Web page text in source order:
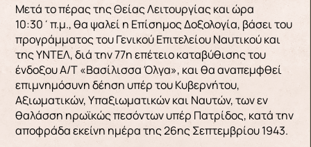
Μετά το πέρας της Θείας Λειτουργίας και ώρα
10:30΄π.μ., θα ψαλεί η Επίσημος Δοξολογία, βάσει του
προγράμματος του Γενικού Επιτελείου Ναυτικού και
της ΥΝΤΕΛ, διά την 77η επέτειο καταβύθισης του
ένδοξου Α/Τ «Βασίλισσα Όλγα», και θα αναπεμφθεί
επιμνημόσυνη δέηση υπέρ του Κυβερνήτου,
Αξιωματικών, Υπαξιωματικών και Ναυτών, των εν
θαλάσση ηρωϊκώς πεσόντων υπέρ Πατρίδος, κατά την
αποφράδα εκείνη ημέρα της 26ης Σεπτεμβρίου 1943.